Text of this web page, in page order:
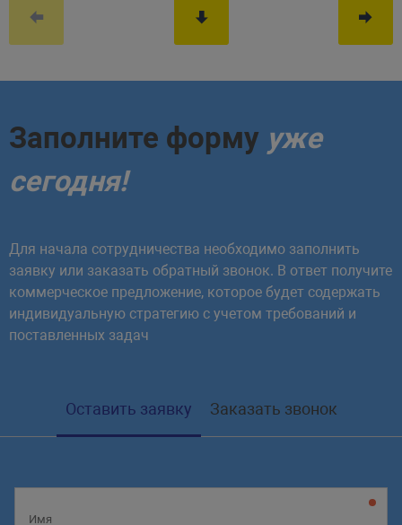
Заполните форму уже
сегодня!
Для начала сотрудничества необходимо заполнить
заявку или заказать обратный звонок. В ответ получите
коммерческое предложение, которое будет содержать
индивидуальную стратегию с учетом требований и
поставленных задач
Оставить заявку Заказать звонок